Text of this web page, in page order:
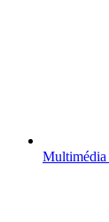
Multimédia